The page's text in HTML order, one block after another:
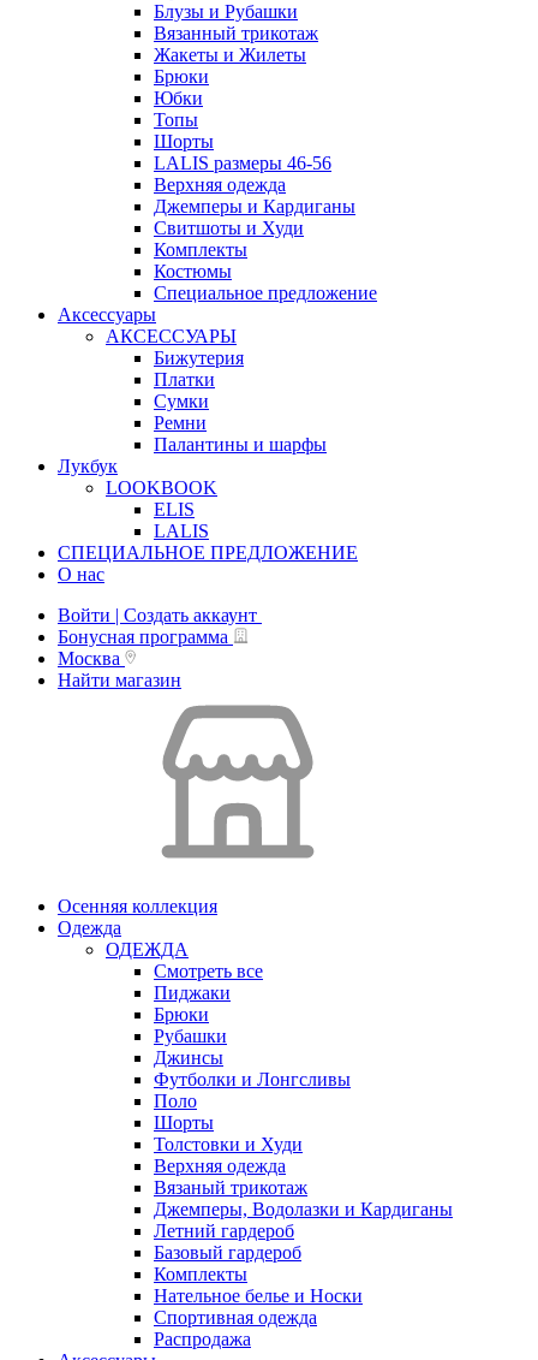
Блузы и Рубашки
Вязанный трикотаж
Жакеты и Жилеты
Брюки
Юбки
Топы
Шорты
LALIS размеры 46-56
Верхняя одежда
Джемперы и Кардиганы
Свитшоты и Худи
Комплекты
Костюмы
Специальное предложение
Аксессуары
АКСЕССУАРЫ
Бижутерия
Платки
Сумки
Ремни
Палантины и шарфы
Лукбук
LOOKBOOK
ELIS
LALIS
СПЕЦИАЛЬНОЕ ПРЕДЛОЖЕНИЕ
О нас
Войти | Создать аккаунт
Бонусная программа
Москва
Найти магазин
Осенняя коллекция
Одежда
ОДЕЖДА
Смотреть все
Пиджаки
Брюки
Рубашки
Джинсы
Футболки и Лонгсливы
Поло
Шорты
Толстовки и Худи
Верхняя одежда
Вязаный трикотаж
Джемперы, Водолазки и Кардиганы
Летний гардероб
Базовый гардероб
Комплекты
Нательное белье и Носки
Спортивная одежда
Распродажа